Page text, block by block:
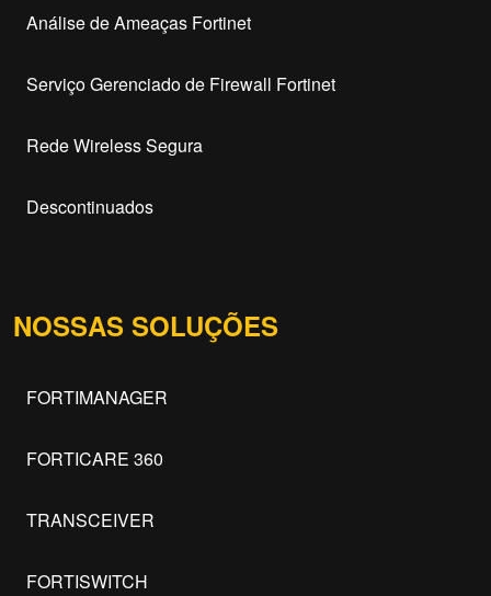
Análise de Ameaças Fortinet
Serviço Gerenciado de Firewall Fortinet
Rede Wireless Segura
Descontinuados
NOSSAS SOLUÇÕES
FORTIMANAGER
FORTICARE 360
TRANSCEIVER
FORTISWITCH